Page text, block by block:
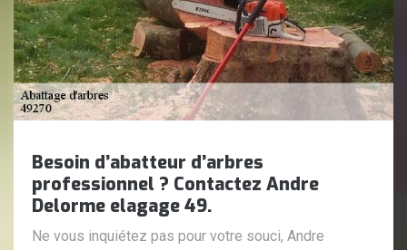
Besoin d’abatteur d’arbres
professionnel ? Contactez Andre
Delorme elagage 49.
Ne vous inquiétez pas pour votre souci, Andre